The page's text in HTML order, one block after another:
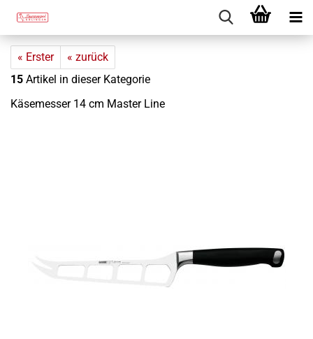
« Erster
« zurück
15 Artikel in dieser Kategorie
Kä­se­mes­ser 14 cm Mas­ter Line